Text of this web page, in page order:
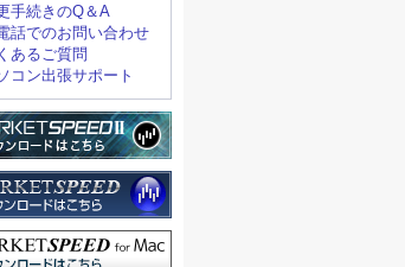
手続きのQ＆A
話でのお問い合わせ
あるご質問
コン出張サポート